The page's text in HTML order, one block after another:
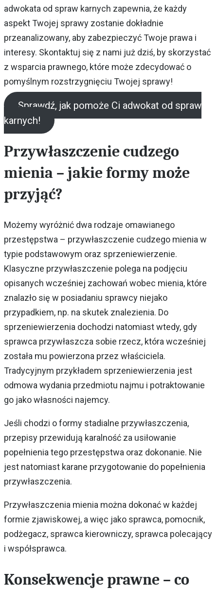
adwokata od spraw karnych zapewnia, że każdy
aspekt Twojej sprawy zostanie dokładnie
przeanalizowany, aby zabezpieczyć Twoje prawa i
interesy. Skontaktuj się z nami już dziś, by skorzystać
z wsparcia prawnego, które może zdecydować o
pomyślnym rozstrzygnięciu Twojej sprawy!
Sprawdź, jak pomoże Ci adwokat od spraw
karnych!
Przywłaszczenie cudzego
mienia – jakie formy może
przyjąć?
Możemy wyróżnić dwa rodzaje omawianego
przestępstwa – przywłaszczenie cudzego mienia w
typie podstawowym oraz sprzeniewierzenie.
Klasyczne przywłaszczenie polega na podjęciu
opisanych wcześniej zachowań wobec mienia, które
znalazło się w posiadaniu sprawcy niejako
przypadkiem, np. na skutek znalezienia. Do
sprzeniewierzenia dochodzi natomiast wtedy, gdy
sprawca przywłaszcza sobie rzecz, która wcześniej
została mu powierzona przez właściciela.
Tradycyjnym przykładem sprzeniewierzenia jest
odmowa wydania przedmiotu najmu i potraktowanie
go jako własności najemcy.
Jeśli chodzi o formy stadialne przywłaszczenia,
przepisy przewidują karalność za usiłowanie
popełnienia tego przestępstwa oraz dokonanie. Nie
jest natomiast karane przygotowanie do popełnienia
przywłaszczenia.
Przywłaszczenia mienia można dokonać w każdej
formie zjawiskowej, a więc jako sprawca, pomocnik,
podżegacz, sprawca kierowniczy, sprawca polecający
i współsprawca.
Konsekwencje prawne – co